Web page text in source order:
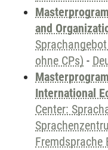
and
ohne CPs) -
International
Center:
Fremdsprache